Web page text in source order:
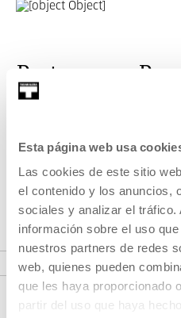
Esta página web usa
Las cookies de este sitio
el contenido y los anuncios,
sociales y analizar el tráfico.
información sobre el uso
nuestros partners de redes
web, quienes pueden
que les haya proporcionado
partir del uso que haya
Pertenece a
dena eta eszena
tendencias, estilos y/o
para encontrarnos en torno a
coreógrafos y poetas.
VER PROYECTO